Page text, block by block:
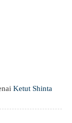
Ketut Shinta